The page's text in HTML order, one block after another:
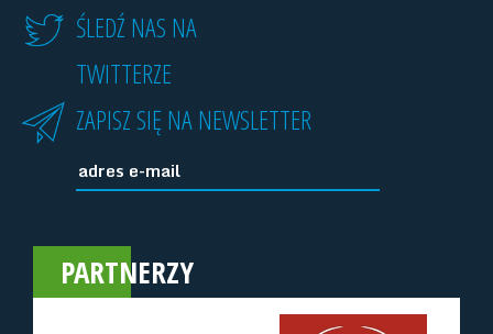
ŚLEDŹ NAS NA
TWITTERZE
ZAPISZ SIĘ NA NEWSLETTER
PARTNERZY